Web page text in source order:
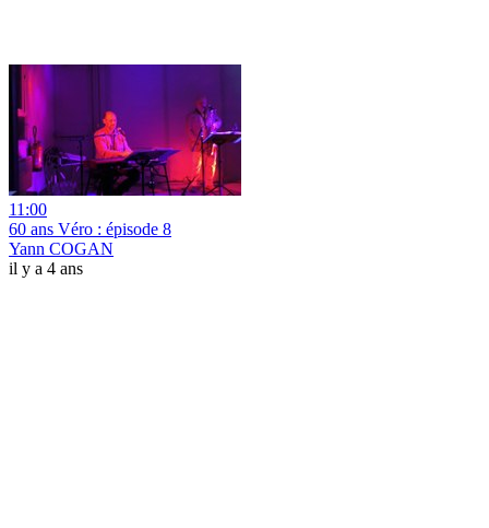
11:00
60 ans Véro : épisode 8
Yann COGAN
il y a 4 ans